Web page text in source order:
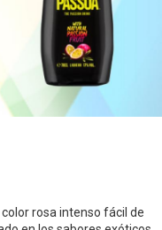
rosa intenso fácil de